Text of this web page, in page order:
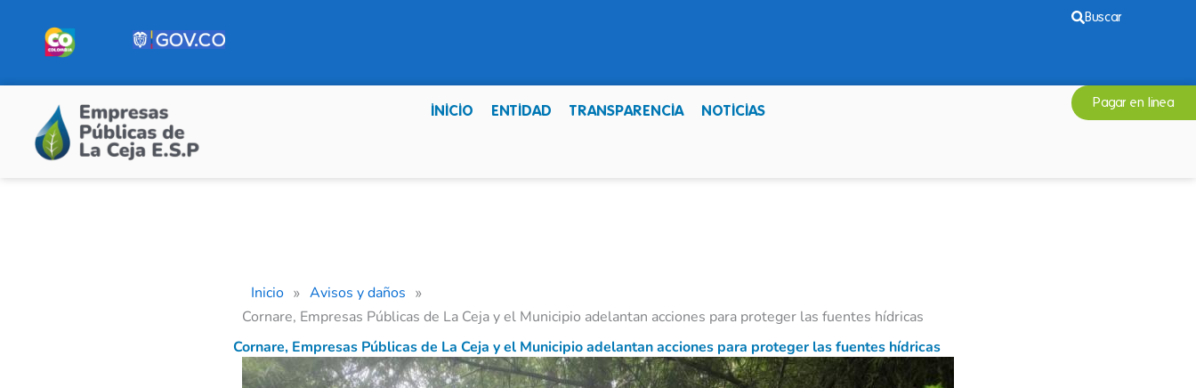
contenido
Buscar
INICIO ENTIDAD TRANSPARENCIA NOTICIAS Pagar en linea
Inicio » Avisos y daños »
Cornare, Empresas Públicas de La Ceja y el Municipio adelantan acciones para proteger las fuentes hídricas
Cornare, Empresas Públicas de La Ceja y el Municipio adelantan acciones para proteger las fuentes hídricas